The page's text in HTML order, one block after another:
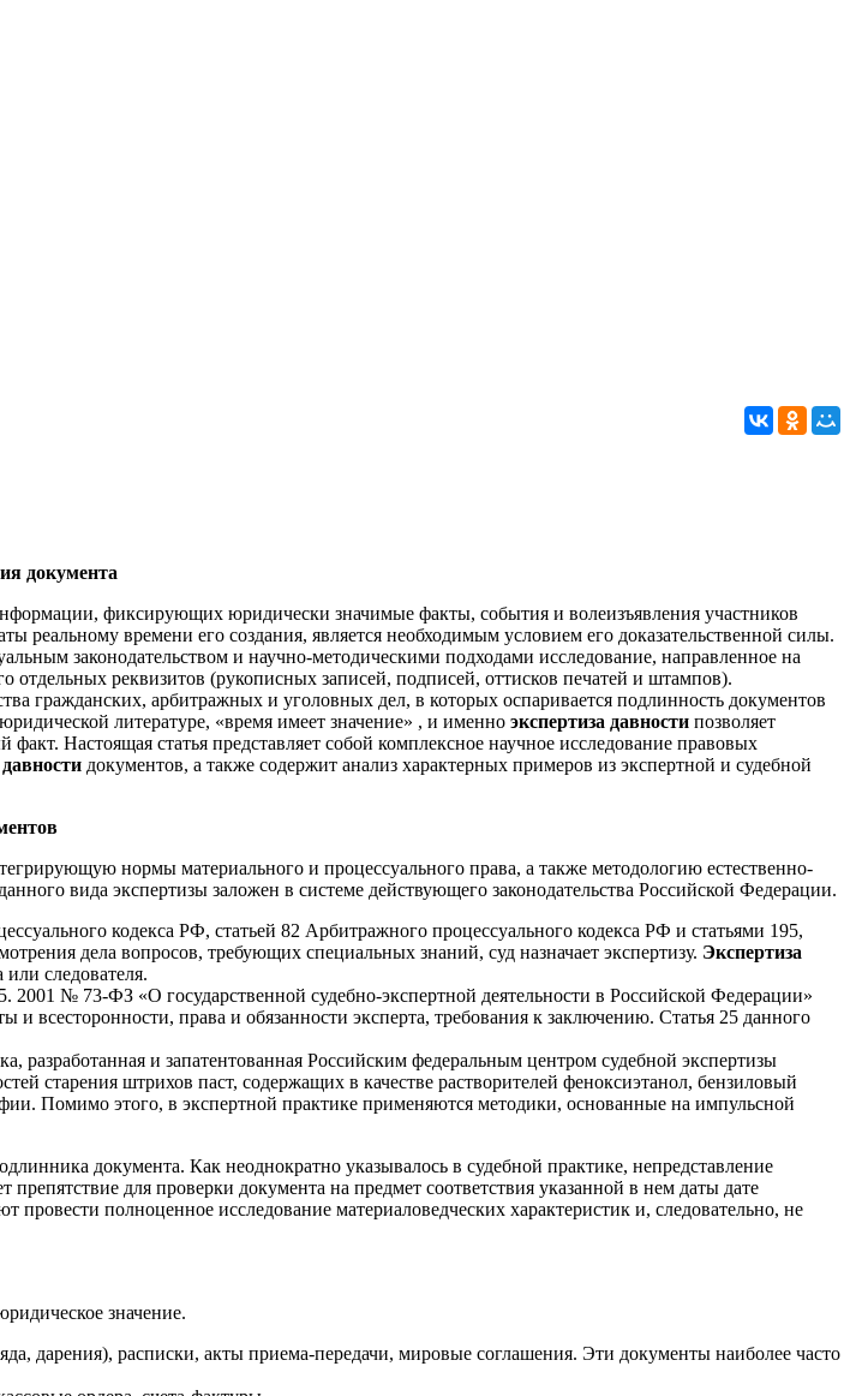
документа
фиксирующих юридически значимые факты, события и волеизъявления участников
реальному времени его создания, является необходимым условием его доказательственной силы.
законодательством и научно-методическими подходами исследование, направленное на
отдельных реквизитов (рукописных записей, подписей, оттисков печатей и штампов).
гражданских, арбитражных и уголовных дел, в которых оспаривается подлинность документов
литературе, «время имеет значение» , и именно экспертиза давности позволяет
Настоящая статья представляет собой комплексное научное исследование правовых
документов, а также содержит анализ характерных примеров из экспертной и судебной
нормы материального и процессуального права, а также методологию естественно-
вида экспертизы заложен в системе действующего законодательства Российской Федерации.
кодекса РФ, статьей 82 Арбитражного процессуального кодекса РФ и статьями 195,
дела вопросов, требующих специальных знаний, суд назначает экспертизу. Экспертиза
следователя.
2001 № 73-ФЗ «О государственной судебно-экспертной деятельности в Российской Федерации»
всесторонности, права и обязанности эксперта, требования к заключению. Статья 25 данного
разработанная и запатентованная Российским федеральным центром судебной экспертизы
старения штрихов паст, содержащих в качестве растворителей феноксиэтанол, бензиловый
Помимо этого, в экспертной практике применяются методики, основанные на импульсной
документа. Как неоднократно указывалось в судебной практике, непредставление
препятствие для проверки документа на предмет соответствия указанной в нем даты дате
полноценное исследование материаловедческих характеристик и, следовательно, не
значение.
дарения), расписки, акты приема-передачи, мировые соглашения. Эти документы наиболее часто